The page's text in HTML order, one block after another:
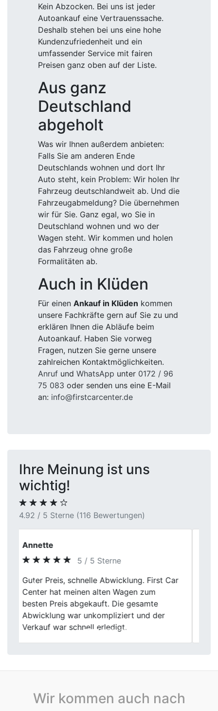
Kein Abzocken. Bei uns ist jeder
Autoankauf eine Vertrauenssache.
Deshalb stehen bei uns eine hohe
Kundenzufriedenheit und ein
umfassender Service mit fairen
Preisen ganz oben auf der Liste.
Aus ganz
Deutschland
abgeholt
Was wir Ihnen außerdem anbieten:
Falls Sie am anderen Ende
Deutschlands wohnen und dort Ihr
Auto steht, kein Problem: Wir holen Ihr
Fahrzeug deutschlandweit ab. Und die
Fahrzeugabmeldung? Die übernehmen
wir für Sie. Ganz egal, wo Sie in
Deutschland wohnen und wo der
Wagen steht. Wir kommen und holen
das Fahrzeug ohne große
Formalitäten ab.
Auch in Klüden
Für einen Ankauf in Klüden kommen
unsere Fachkräfte gern auf Sie zu und
erklären Ihnen die Abläufe beim
Autoankauf. Haben Sie vorweg
Fragen, nutzen Sie gerne unsere
zahlreichen Kontaktmöglichkeiten.
Anruf und WhatsApp unter 0172 / 96
75 083 oder senden uns eine E-Mail
an: info@firstcarcenter.de
Ihre Meinung ist uns
wichtig!
4.92 / 5 Sterne (116 Bewertungen)
Christian K.
5 / 5 Sterne
Top Autoankauf bei First Car Center! Mein
altes Auto wurde schnell und fair bewertet.
Die Abwicklung war total unkompliziert
und das Team mega freundlich. Kann ich
nur empfehlen!
Previous
Wir kommen auch nach